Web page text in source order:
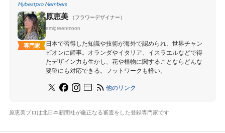
Mybestpro Members
専門家
原恵美
（フラワーデザイナー）
emigreenmoon
日本で習得した知識や技術が海外で認められ、世界チャン
ピオンに師事。オランダやイタリア、イスラエルなどで得
たデザイン力も生かし、花や植物に関することならどんな
要望にも対応できる。フットワークも軽い。
他のリンク
原恵美プロは北日本新聞社が厳正なる審査をした登録専門家です